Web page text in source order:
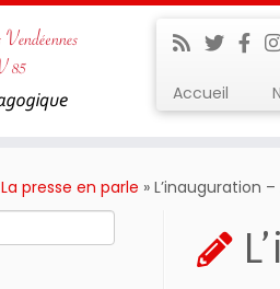
Accueil
La presse en parle » L’inauguration